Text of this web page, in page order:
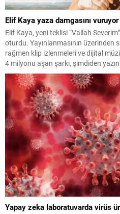
Elif Kaya yaza damgasını vuruyor
Elif Kaya, yeni teklisi “Vallah
oturdu. Yayınlanmasının
rağmen klip izlenmeleri ve dijital
4 milyonu aşan şarkı, şimdiden
olarak gösteriliyor. Enerjik
akıllara kazınan nakaratıyla dikkat
Yapay zeka laboratuvarda virüs